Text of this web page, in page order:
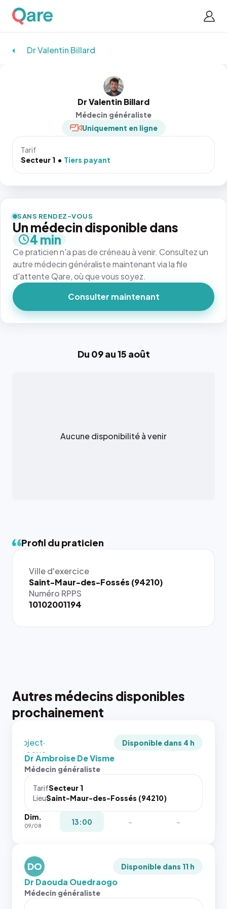
Dr Valentin Billard
Dr Valentin Billard
Médecin généraliste
Uniquement en ligne
Tarif
Secteur 1
Tiers payant
Du 09 au 15 août
Aucune disponibilité à venir
Profil du praticien
Ville d'exercice
Saint-Maur-des-Fossés (94210)
Numéro RPPS
10102001194
SANS RENDEZ-VOUS
Un médecin disponible dans
4 min
Ce praticien n'a pas de créneau à venir. Consultez un
autre médecin généraliste maintenant via la file
d'attente Qare, où que vous soyez.
Consulter maintenant
Autres médecins disponibles
prochainement
{# 40×40
: la taille
rendue par
`.profile-
puisque la
photo est
recadrée
`object-
fit: cover`.
Sans ces
navigateur
pas la
place, et
les trois
dernières
images de
l'annuaire
dans ce
Disponible dans 4 h
Dr Ambroise De Visme
Médecin généraliste
TarifSecteur 1
LieuSaint-Maur-des-Fossés (94210)
Dim.
09/08 13:00 - -
DO Disponible dans 11 h
Dr Daouda Ouedraogo
Médecin généraliste
{# 40×40
`.profile-
picture`,
et un
rapport 1:1